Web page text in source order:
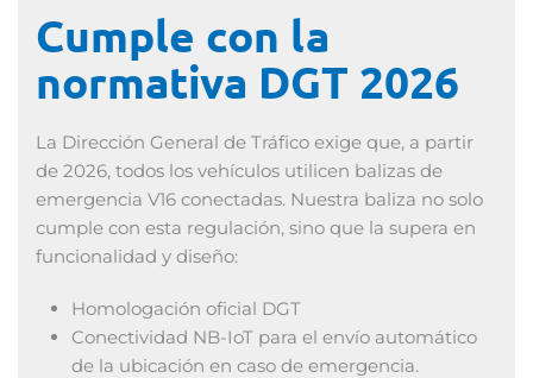
Cumple con la
normativa DGT 2026
La Dirección General de Tráfico exige que, a partir
de 2026, todos los vehículos utilicen balizas de
emergencia V16 conectadas. Nuestra baliza no solo
cumple con esta regulación, sino que la supera en
funcionalidad y diseño:
Homologación oficial DGT
Conectividad NB-IoT para el envío automático
de la ubicación en caso de emergencia.